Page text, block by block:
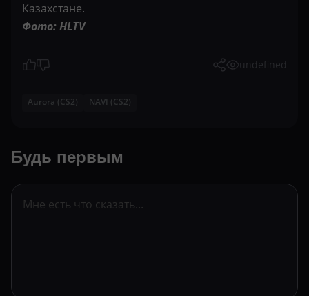
Казахстане.
Фото: HLTV
undefined
Aurora (CS2) NAVI (CS2)
Будь первым